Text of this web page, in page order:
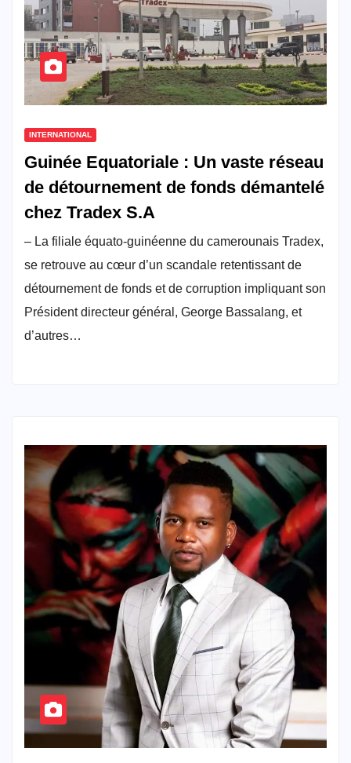
INTERNATIONAL
Guinée Equatoriale : Un vaste réseau
de détournement de fonds démantelé
chez Tradex S.A
– La filiale équato-guinéenne du camerounais Tradex,
se retrouve au cœur d’un scandale retentissant de
détournement de fonds et de corruption impliquant son
Président directeur général, George Bassalang, et
d’autres…